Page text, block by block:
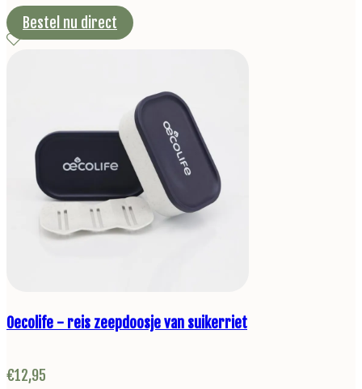
Bestel nu direct
Oecolife - reis zeepdoosje van suikerriet
€12,95